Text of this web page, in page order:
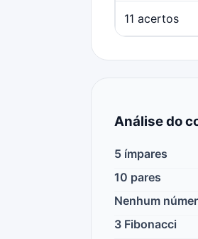
11 acertos
Análise do
5 ímpares
10 pares
Nenhum
3 Fibonacci